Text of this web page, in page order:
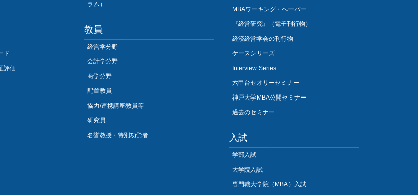
ド
評価
ラム）
教員
経営学分野
会計学分野
商学分野
配置教員
協力/連携講座教員等
研究員
名誉教授・特別功労者
MBAワーキング・ぺーパー
『経営研究』（電子刊行物）
経済経営学会の刊行物
ケースシリーズ
Interview Series
六甲台セオリーセミナー
神戸大学MBA公開セミナー
過去のセミナー
入試
学部入試
大学院入試
専門職大学院（MBA）入試